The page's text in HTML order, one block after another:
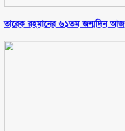
তারেক রহমানের ৬১তম জন্মদিন আজ